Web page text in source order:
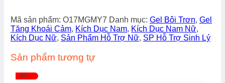
Mã sản phẩm: O17MGMY7 Danh mục: Gel Bôi Trơn, Gel
Tăng Khoái Cảm, Kích Dục Nam, Kích Dục Nam Nữ,
Kích Dục Nữ, Sản Phẩm Hỗ Trợ Nữ, SP Hỗ Trợ Sinh Lý
Sản phẩm tương tự
-9%